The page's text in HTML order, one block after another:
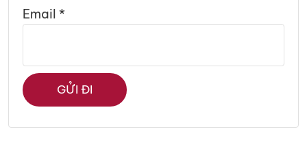
Email *